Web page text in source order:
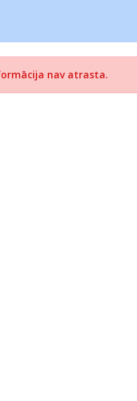
nav atrasta.